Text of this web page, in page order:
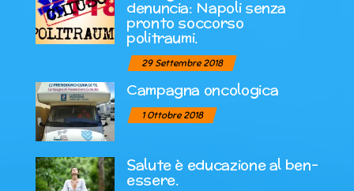
denuncia: Napoli senza
pronto soccorso
politraumi.
29 Settembre 2018
Campagna oncologica
1 Ottobre 2018
Salute è educazione al ben-
essere.